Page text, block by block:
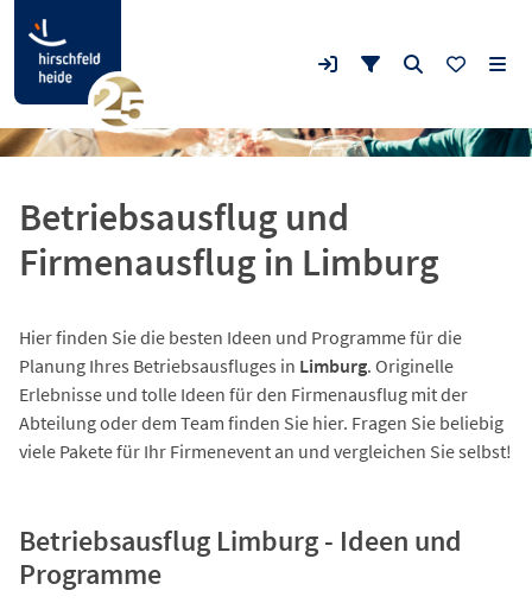
Betriebsausflug und
Firmenausflug in Limburg
Hier finden Sie die besten Ideen und Programme für die
Planung Ihres Betriebsausfluges in Limburg. Originelle
Erlebnisse und tolle Ideen für den Firmenausflug mit der
Abteilung oder dem Team finden Sie hier. Fragen Sie beliebig
viele Pakete für Ihr Firmenevent an und vergleichen Sie selbst!
Betriebsausflug Limburg - Ideen und
Programme